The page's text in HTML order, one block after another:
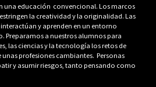
una educación convencional. Los marcos
la creatividad y la originalidad. Las
y aprenden en un entorno
Preparamos a nuestros alumnos para
las ciencias y la tecnología los retos de
profesiones cambiantes. Personas
y asumir riesgos, tanto pensando como